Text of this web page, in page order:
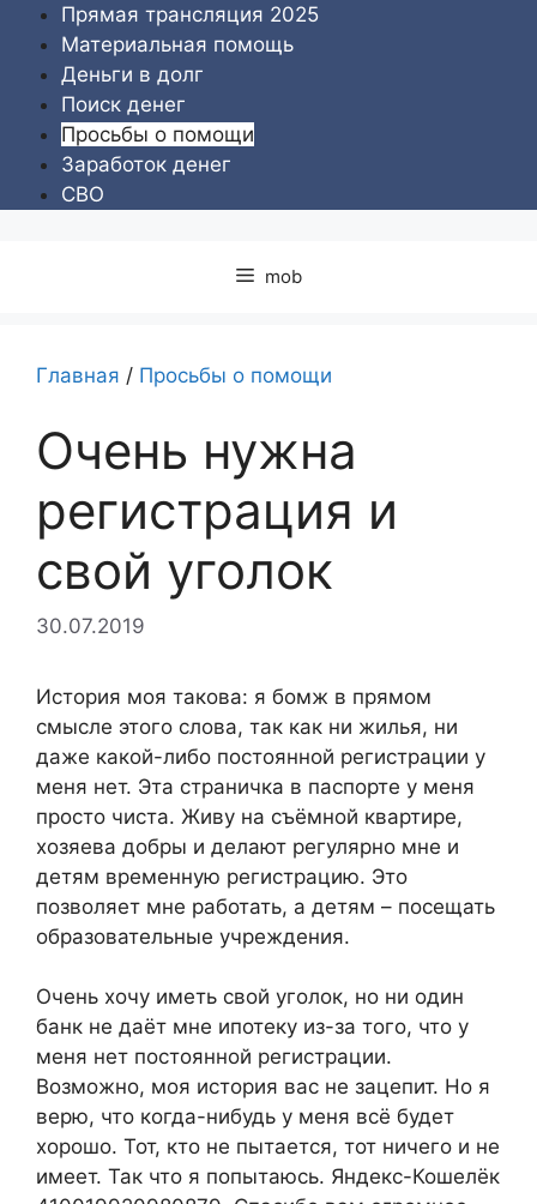
Перейти
содержимому
Прямая трансляция 2025
Материальная помощь
Деньги в долг
Поиск денег
Просьбы о помощи
Заработок денег
СВО
mob
Главная / Просьбы о помощи
Очень нужна
регистрация и
свой уголок
30.07.2019
История моя такова: я бомж в прямом
смысле этого слова, так как ни жилья, ни
даже какой-либо постоянной регистрации у
меня нет. Эта страничка в паспорте у меня
просто чиста. Живу на съёмной квартире,
хозяева добры и делают регулярно мне и
детям временную регистрацию. Это
позволяет мне работать, а детям – посещать
образовательные учреждения.
Очень хочу иметь свой уголок, но ни один
банк не даёт мне ипотеку из-за того, что у
меня нет постоянной регистрации.
Возможно, моя история вас не зацепит. Но я
верю, что когда-нибудь у меня всё будет
хорошо. Тот, кто не пытается, тот ничего и не
имеет. Так что я попытаюсь. Яндекс-Кошелёк